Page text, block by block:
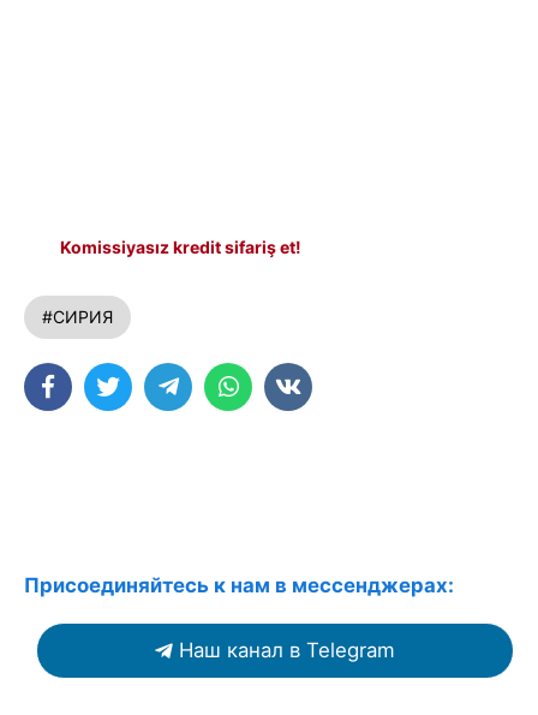
Komissiyasız kredit sifariş et!
#СИРИЯ
Присоединяйтесь к нам в мессенджерах:
Наш канал в Telegram